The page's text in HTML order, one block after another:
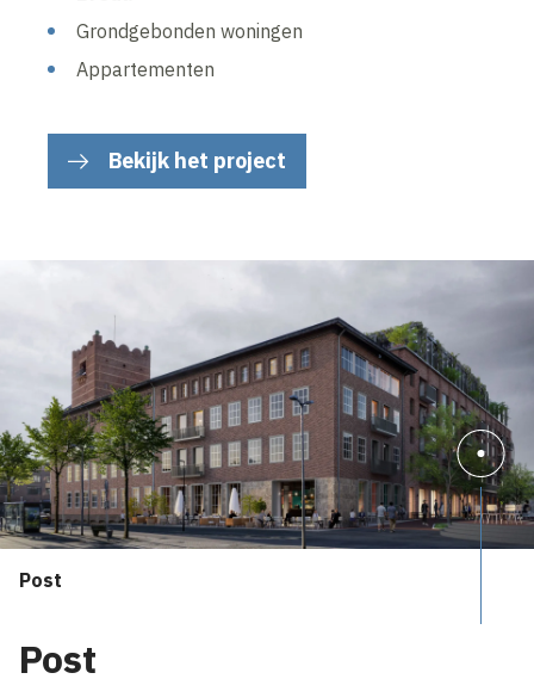
Grondgebonden woningen
Appartementen
Bekijk het project
Post
Post